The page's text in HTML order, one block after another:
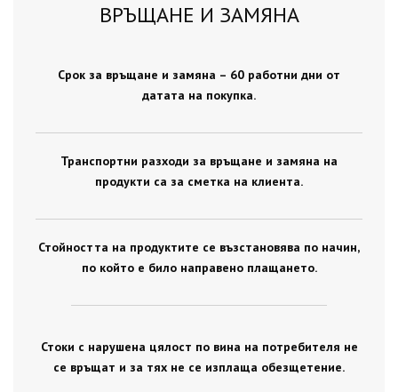
ВРЪЩАНЕ И ЗАМЯНА
Срок за връщане и замяна – 60 работни дни от
датата на покупка.
Транспортни разходи за връщане и замяна на
продукти са за сметка на клиента.
Стойността на продуктите се възстановява по начин,
по който е било направено плащането.
Стоки с нарушена цялост по вина на потребителя не
се връщат и за тях не се изплаща обезщетение.